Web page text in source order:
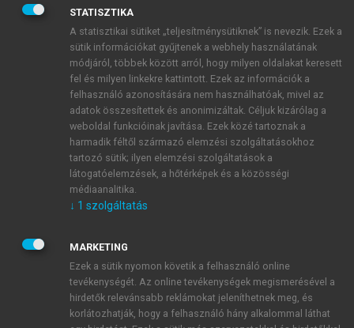
BELÉPÉS SAJÁT FIÓKKAL
ÚJ FIÓK LÉTREHOZÁSA
1 óra díjmentes hozzáférés
E-MAIL-CÍM
JELSZÓ
JELSZÓ ÚJRA
STATISZTIKA
A statisztikai sütiket „teljesítménysütiknek” is nevezik. Ezek a
sütik információkat gyűjtenek a webhely használatának
módjáról, többek között arról, hogy milyen oldalakat keresett
fel és milyen linkekre kattintott. Ezek az információk a
felhasználó azonosítására nem használhatóak, mivel az
adatok összesítettek és anonimizáltak. Céljuk kizárólag a
weboldal funkcióinak javítása. Ezek közé tartoznak a
harmadik féltől származó elemzési szolgáltatásokhoz
tartozó sütik; ilyen elemzési szolgáltatások a
látogatóelemzések, a hőtérképek és a közösségi
médiaanalitika.
↓ 1 szolgáltatás
MARKETING
Ezek a sütik nyomon követik a felhasználó online
tevékenységét. Az online tevékenységek megismerésével a
hirdetők relevánsabb reklámokat jeleníthetnek meg, és
korlátozhatják, hogy a felhasználó hány alkalommal láthat